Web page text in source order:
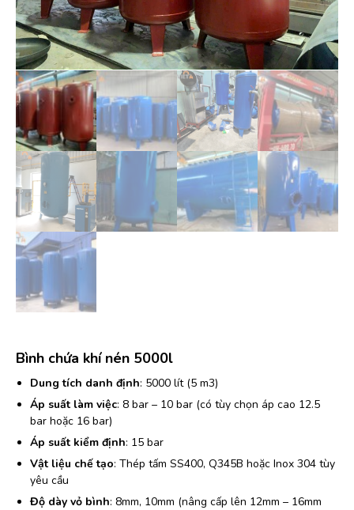
Bình chứa khí nén 5000l
Dung tích danh định: 5000 lít (5 m3)
Áp suất làm việc: 8 bar – 10 bar (có tùy chọn áp cao 12.5
bar hoặc 16 bar)
Áp suất kiểm định: 15 bar
Vật liệu chế tạo: Thép tấm SS400, Q345B hoặc Inox 304 tùy
yêu cầu
Độ dày vỏ bình: 8mm, 10mm (nâng cấp lên 12mm – 16mm